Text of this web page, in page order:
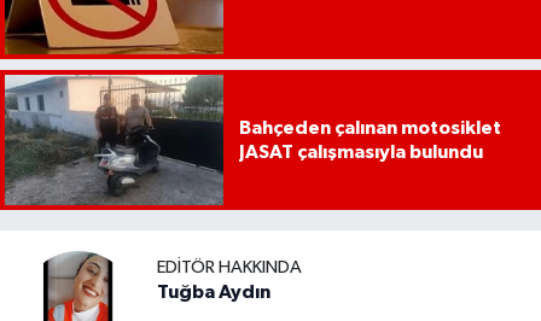
Bahçeden çalınan motosiklet
JASAT çalışmasıyla bulundu
EDITÖR HAKKINDA
Tuğba Aydın
KÜTAHYA
MANİSA
MUĞLA
YURT